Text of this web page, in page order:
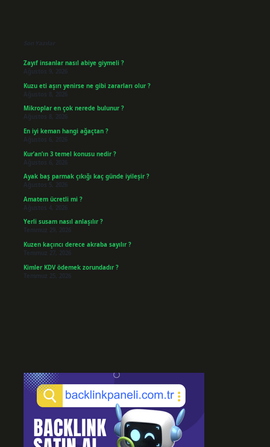
Son Yazılar
Zayıf insanlar nasıl abiye giymeli ?
Ağustos 9, 2026
Kuzu eti aşırı yenirse ne gibi zararları olur ?
Ağustos 8, 2026
Mikroplar en çok nerede bulunur ?
Ağustos 8, 2026
En iyi keman hangi ağaçtan ?
Ağustos 6, 2026
Kur’an’ın 3 temel konusu nedir ?
Ağustos 6, 2026
Ayak baş parmak çıkığı kaç günde iyileşir ?
Ağustos 5, 2026
Amatem ücretli mi ?
Ağustos 4, 2026
Yerli susam nasıl anlaşılır ?
Temmuz 29, 2026
Kuzen kaçıncı derece akraba sayılır ?
Temmuz 27, 2026
Kimler KDV ödemek zorundadır ?
Temmuz 25, 2026